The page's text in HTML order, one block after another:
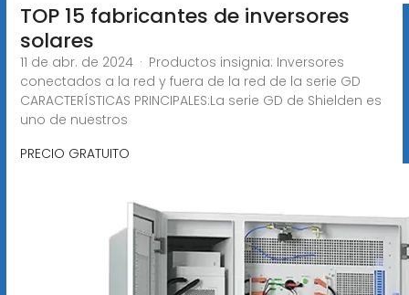
TOP 15 fabricantes de inversores
solares
11 de abr. de 2024 · Productos insignia: Inversores
conectados a la red y fuera de la red de la serie GD
CARACTERÍSTICAS PRINCIPALES:La serie GD de Shielden es
uno de nuestros
PRECIO GRATUITO